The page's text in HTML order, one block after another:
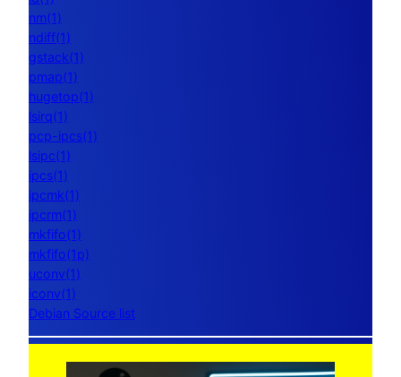
nm(1)
ndiff(1)
gstack(1)
pmap(1)
hugetop(1)
lsirq(1)
pcp-ipcs(1)
lsipc(1)
ipcs(1)
ipcmk(1)
ipcrm(1)
mkfifo(1)
mkfifo(1p)
uconv(1)
iconv(1)
Debian Source list